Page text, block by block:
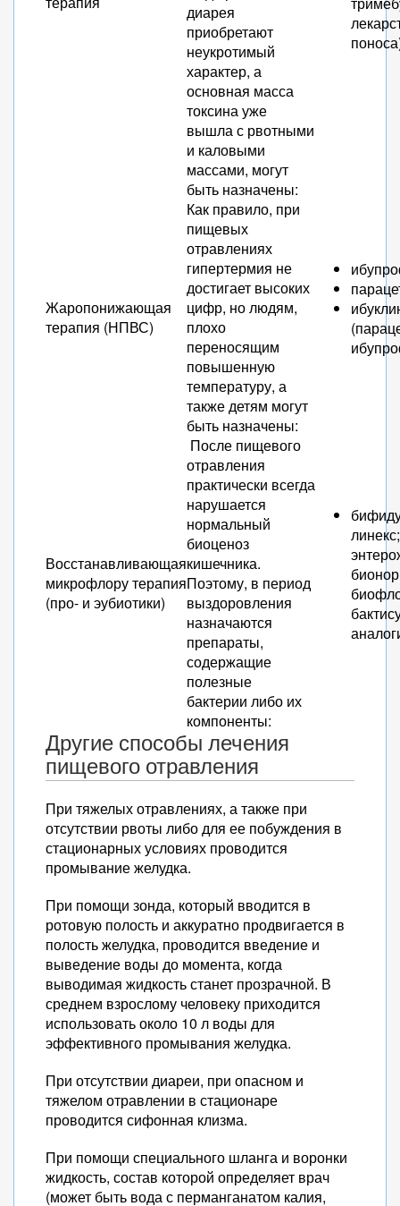
диарея
приобретают
неукротимый
характер, а
основная масса
токсина уже
вышла с рвотными
и каловыми
массами, могут
быть назначены:
Жаропонижающая
терапия (НПВС)
Как правило, при
пищевых
отравлениях
гипертермия не
достигает высоких
цифр, но людям,
плохо
переносящим
повышенную
температуру, а
также детям могут
быть назначены:
Восстанавливающая
микрофлору терапия
(про- и эубиотики)
После пищевого
отравления
практически всегда
нарушается
нормальный
биоценоз
кишечника.
Поэтому, в период
выздоровления
назначаются
препараты,
содержащие
полезные
бактерии либо их
компоненты:
линекс;
Другие способы лечения
пищевого отравления
При тяжелых отравлениях, а также при
отсутствии рвоты либо для ее побуждения в
стационарных условиях проводится
промывание желудка.
При помощи зонда, который вводится в
ротовую полость и аккуратно продвигается в
полость желудка, проводится введение и
выведение воды до момента, когда
выводимая жидкость станет прозрачной. В
среднем взрослому человеку приходится
использовать около 10 л воды для
эффективного промывания желудка.
При отсутствии диареи, при опасном и
тяжелом отравлении в стационаре
проводится сифонная клизма.
При помощи специального шланга и воронки
жидкость, состав которой определяет врач
(может быть вода с перманганатом калия,